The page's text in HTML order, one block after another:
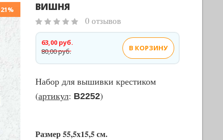
ВИШНЯ
0 отзывов
80,00 руб.
63,00 руб.
В КОРЗИНУ
Набор для вышивки крестиком
(артикул: В2252)
Размер 55,5х15,5 см.